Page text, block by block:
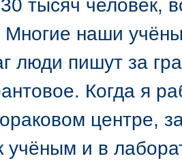
тысяч человек,
наши
люди пишут за
Когда я
центре,
учёным и в